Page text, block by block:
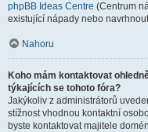
phpBB Ideas Centre (Centrum
existující nápady nebo
Nahoru
Koho mám kontaktovat
týkajících se tohoto fóra?
Jakýkoliv z administrátorů
stížnost vhodnou kontaktní
byste kontaktovat majitele